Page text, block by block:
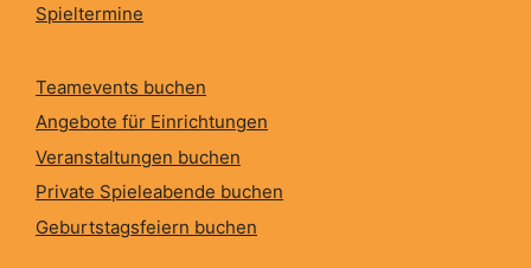
Spieltermine
Teamevents buchen
Angebote für Einrichtungen
Veranstaltungen buchen
Private Spieleabende buchen
Geburtstagsfeiern buchen